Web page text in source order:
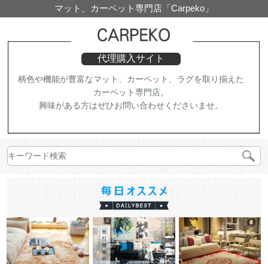
マット、カーペット専門店「Carpeko」
代理購入サイト
柄色や機能が豊富なマット、カーペット、ラグを取り揃えた
カーペット専門店。
興味がある方はぜひお問い合わせくださいませ。